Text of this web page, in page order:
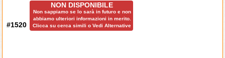
#1520
NON DISPONIBILE
Non sappiamo se lo sarà in futuro e non
abbiamo ulteriori informazioni in merito.
Clicca su cerca simili o Vedi Alternative